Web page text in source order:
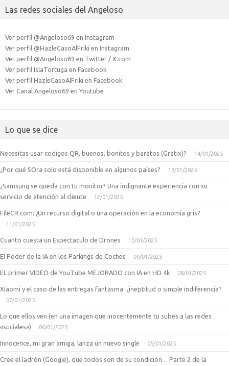
Las redes sociales del Angeloso
Ver perfil @Angeloso69 en Instagram
Ver perfil @HazleCasoAlFriki en Instagram
Ver perfil @Angeloso69 en Twitter / X.com
Ver perfil IslaTortuga en Facebook
Ver perfil HazleCasoAlFriki en Facebook
Ver Canal Angeloso69 en Youtube
Lo que se dice
Necesitas usar codigos QR, buenos, bonitos y baratos (Gratix)? 14/01/2025
¿Por qué SOra solo está disponible en algunos países? 13/01/2025
¿Samsung se queda con tu monitor? Una indignante experiencia con su
servicio de atención al cliente
12/01/2025
FileCR.com: ¿Un recurso digital o una operación en la economía gris?
11/01/2025
Cuanto cuesta un Espectaculo de Drones 10/01/2025
El Poder de la IA en los Parkings de Coches 09/01/2025
EL primer VIDEO de YouTube MEJORADO con IA en HD 4k 08/01/2025
Xiaomi y el caso de las entregas fantasma: ¿ineptitud o simple indiferencia?
07/01/2025
Lo que ellos ven (en una imagen que inocentemente tu subes a las redes
«suciales»)
06/01/2025
Innocence, mi gran amiga, lanza un nuevo single 05/01/2025
Cree el ladrón (Google), que todos son de su condición… Parte 2 de la